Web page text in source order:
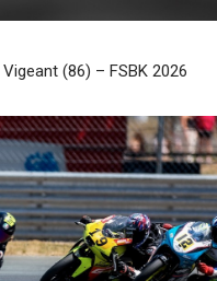
(86) – FSBK 2026